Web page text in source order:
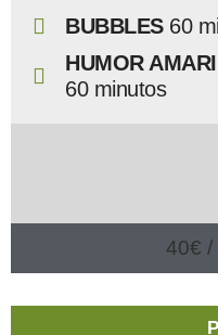
BUBBLES60
HUMOR
60 minutos
40€ /